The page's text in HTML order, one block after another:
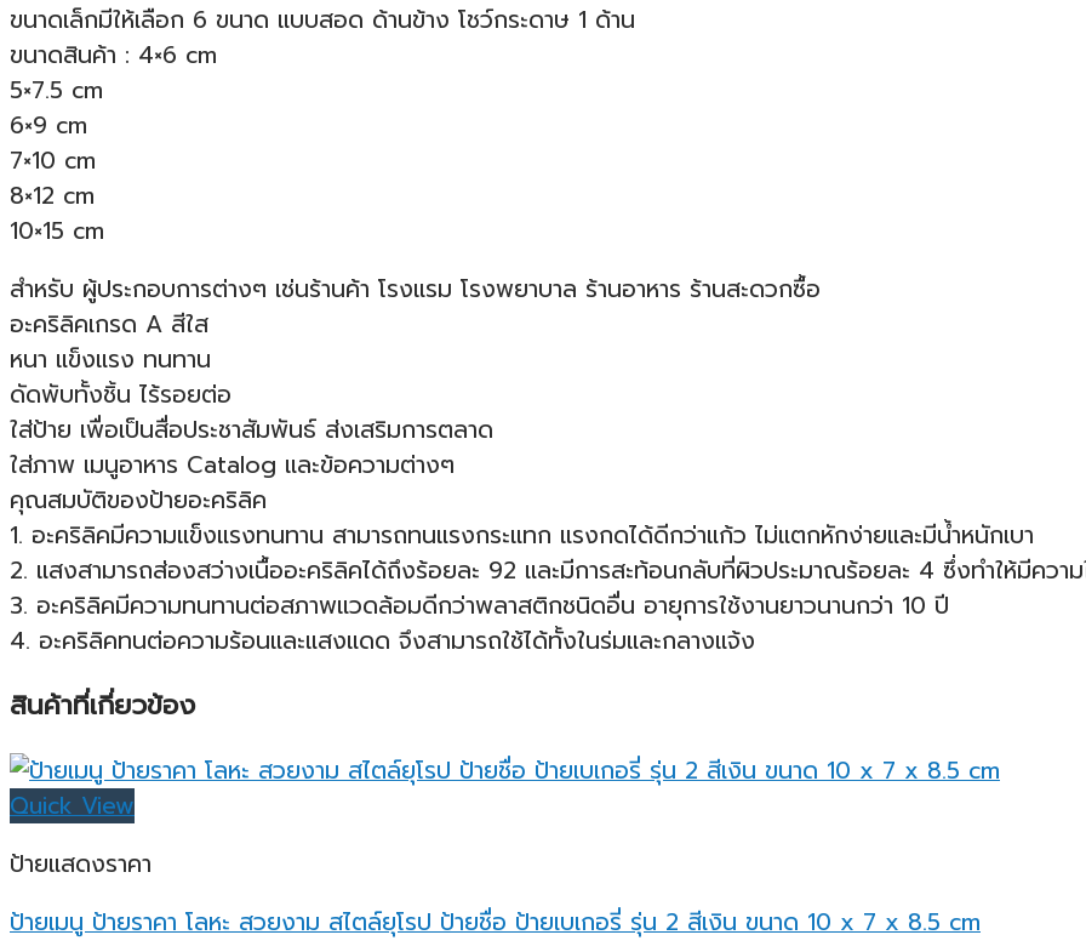
ขนาดเล็กมีให้เลือก 6 ขนาด แบบสอด ด้านข้าง โชว์กระดาษ 1 ด้าน
ขนาดสินค้า : 4×6 cm
5×7.5 cm
6×9 cm
7×10 cm
8×12 cm
10×15 cm
สำหรับ ผู้ประกอบการต่างๆ เช่นร้านค้า โรงแรม โรงพยาบาล ร้านอาหาร ร้านสะดวกซื้อ
อะคริลิคเกรด A สีใส
หนา แข็งแรง ทนทาน
ดัดพับทั้งชิ้น ไร้รอยต่อ
ใส่ป้าย เพื่อเป็นสื่อประชาสัมพันธ์ ส่งเสริมการตลาด
ใส่ภาพ เมนูอาหาร Catalog และข้อความต่างๆ
คุณสมบัติของป้ายอะคริลิค
1. อะคริลิคมีความแข็งแรงทนทาน สามารถทนแรงกระแทก แรงกดได้ดีกว่าแก้ว ไม่แตกหักง่ายและมีน้ำหนักเบา
2. แสงสามารถส่องสว่างเนื้ออะคริลิคได้ถึงร้อยละ 92 และมีการสะท้อนกลับที่ผิวประมาณร้อยละ 4 ซึ่งทำให้มีควา
3. อะคริลิคมีความทนทานต่อสภาพแวดล้อมดีกว่าพลาสติกชนิดอื่น อายุการใช้งานยาวนานกว่า 10 ปี
4. อะคริลิคทนต่อความร้อนและแสงแดด จึงสามารถใช้ได้ทั้งในร่มและกลางแจ้ง
สินค้าที่เกี่ยวข้อง
Quick View
ป้ายแสดงราคา
ป้ายเมนู ป้ายราคา โลหะ สวยงาม สไตล์ยุโรป ป้ายชื่อ ป้ายเบเกอรี่ รุ่น 2 สีเงิน ขนาด 10 x 7 x 8.5 cm